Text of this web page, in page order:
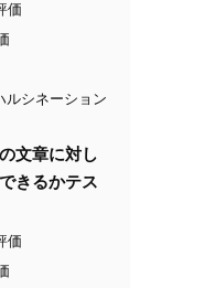
価
ルシネーション
文章に対し
きるかテス
価